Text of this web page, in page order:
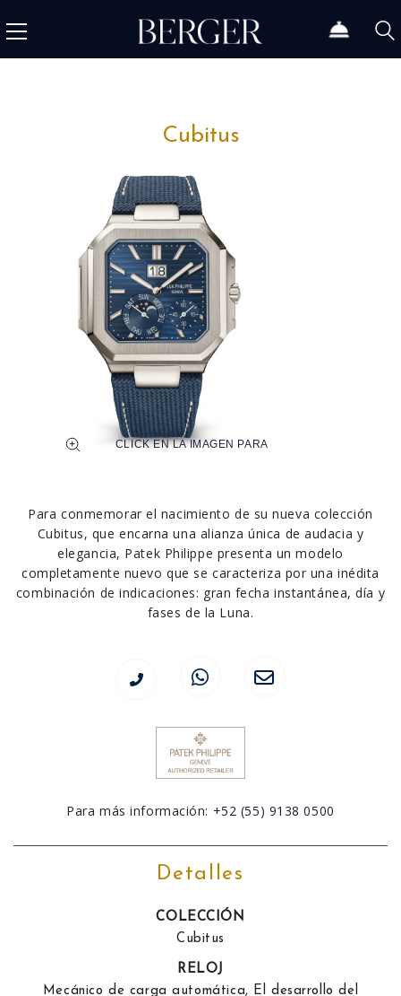
Cubitus
Para conmemorar el nacimiento de su nueva colección
Cubitus, que encarna una alianza única de audacia y
elegancia, Patek Philippe presenta un modelo
completamente nuevo que se caracteriza por una inédita
combinación de indicaciones: gran fecha instantánea, día y
fases de la Luna.
Para más información: +52 (55) 9138 0500
Detalles
COLECCIÓN
Cubitus
RELOJ
Mecánico de carga automática, El desarrollo del